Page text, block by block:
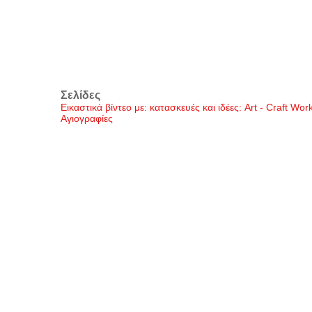
Σελίδες
Εικαστικά βίντεο με: κατασκευές και ιδέες: Art - Craft
Αγιογραφίες